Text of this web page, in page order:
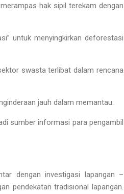
hak sipil terekam dengan
untuk menyingkirkan deforestasi
swasta terlibat dalam rencana
jauh dalam memantau.
sumber informasi para pengambil
dengan investigasi lapangan –
pendekatan tradisional lapangan.